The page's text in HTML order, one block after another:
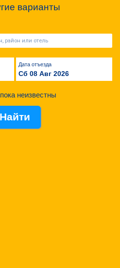
варианты
Дата отъезда
Сб 08 Авг 2026
неизвестны